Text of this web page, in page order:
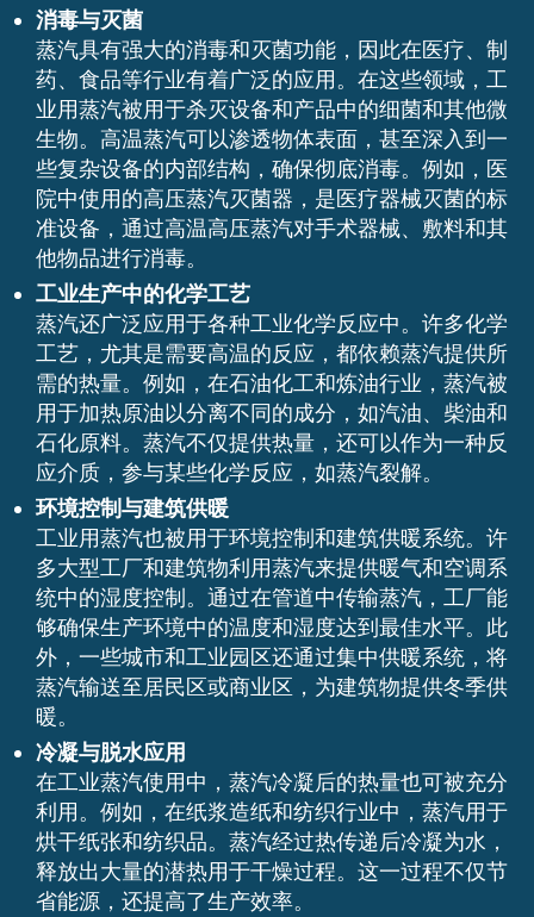
消毒与灭菌
蒸汽具有强大的消毒和灭菌功能，因此在医疗、制
药、食品等行业有着广泛的应用。在这些领域，工
业用蒸汽被用于杀灭设备和产品中的细菌和其他微
生物。高温蒸汽可以渗透物体表面，甚至深入到一
些复杂设备的内部结构，确保彻底消毒。例如，医
院中使用的高压蒸汽灭菌器，是医疗器械灭菌的标
准设备，通过高温高压蒸汽对手术器械、敷料和其
他物品进行消毒。
工业生产中的化学工艺
蒸汽还广泛应用于各种工业化学反应中。许多化学
工艺，尤其是需要高温的反应，都依赖蒸汽提供所
需的热量。例如，在石油化工和炼油行业，蒸汽被
用于加热原油以分离不同的成分，如汽油、柴油和
石化原料。蒸汽不仅提供热量，还可以作为一种反
应介质，参与某些化学反应，如蒸汽裂解。
环境控制与建筑供暖
工业用蒸汽也被用于环境控制和建筑供暖系统。许
多大型工厂和建筑物利用蒸汽来提供暖气和空调系
统中的湿度控制。通过在管道中传输蒸汽，工厂能
够确保生产环境中的温度和湿度达到最佳水平。此
外，一些城市和工业园区还通过集中供暖系统，将
蒸汽输送至居民区或商业区，为建筑物提供冬季供
暖。
冷凝与脱水应用
在工业蒸汽使用中，蒸汽冷凝后的热量也可被充分
利用。例如，在纸浆造纸和纺织行业中，蒸汽用于
烘干纸张和纺织品。蒸汽经过热传递后冷凝为水，
释放出大量的潜热用于干燥过程。这一过程不仅节
省能源，还提高了生产效率。